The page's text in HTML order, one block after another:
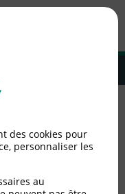
des cookies pour
personnaliser les
au